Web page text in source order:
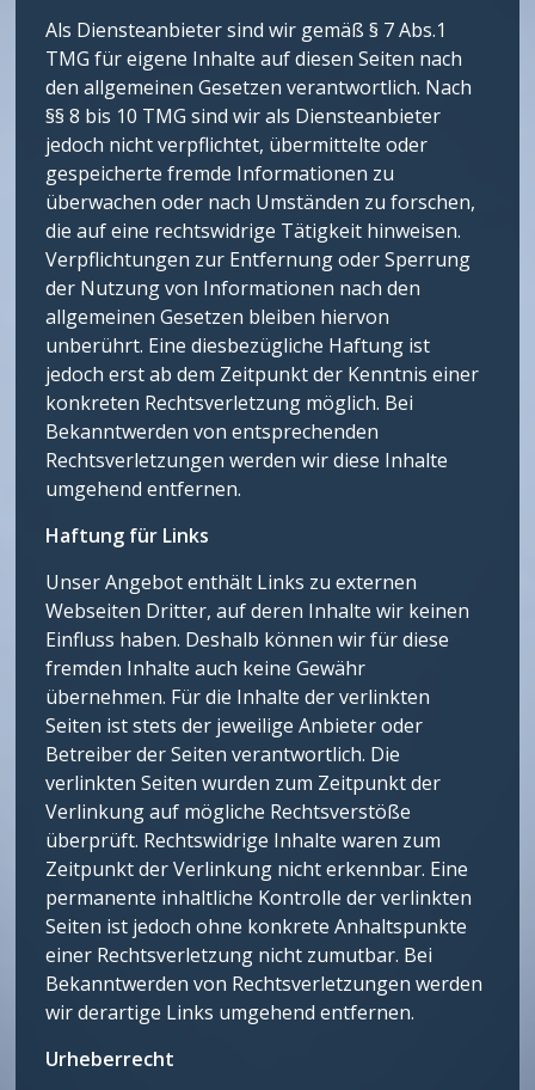
Als Diensteanbieter sind wir gemäß § 7 Abs.1
TMG für eigene Inhalte auf diesen Seiten nach
den allgemeinen Gesetzen verantwortlich. Nach
§§ 8 bis 10 TMG sind wir als Diensteanbieter
jedoch nicht verpflichtet, übermittelte oder
gespeicherte fremde Informationen zu
überwachen oder nach Umständen zu forschen,
die auf eine rechtswidrige Tätigkeit hinweisen.
Verpflichtungen zur Entfernung oder Sperrung
der Nutzung von Informationen nach den
allgemeinen Gesetzen bleiben hiervon
unberührt. Eine diesbezügliche Haftung ist
jedoch erst ab dem Zeitpunkt der Kenntnis einer
konkreten Rechtsverletzung möglich. Bei
Bekanntwerden von entsprechenden
Rechtsverletzungen werden wir diese Inhalte
umgehend entfernen.
Haftung für Links
Unser Angebot enthält Links zu externen
Webseiten Dritter, auf deren Inhalte wir keinen
Einfluss haben. Deshalb können wir für diese
fremden Inhalte auch keine Gewähr
übernehmen. Für die Inhalte der verlinkten
Seiten ist stets der jeweilige Anbieter oder
Betreiber der Seiten verantwortlich. Die
verlinkten Seiten wurden zum Zeitpunkt der
Verlinkung auf mögliche Rechtsverstöße
überprüft. Rechtswidrige Inhalte waren zum
Zeitpunkt der Verlinkung nicht erkennbar. Eine
permanente inhaltliche Kontrolle der verlinkten
Seiten ist jedoch ohne konkrete Anhaltspunkte
einer Rechtsverletzung nicht zumutbar. Bei
Bekanntwerden von Rechtsverletzungen werden
wir derartige Links umgehend entfernen.
Urheberrecht